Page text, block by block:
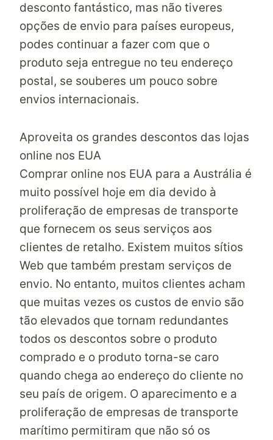
desconto fantástico, mas não tiveres
opções de envio para países europeus,
podes continuar a fazer com que o
produto seja entregue no teu endereço
postal, se souberes um pouco sobre
envios internacionais.
Aproveita os grandes descontos das lojas
online nos EUA
Comprar online nos EUA para a Austrália é
muito possível hoje em dia devido à
proliferação de empresas de transporte
que fornecem os seus serviços aos
clientes de retalho. Existem muitos sítios
Web que também prestam serviços de
envio. No entanto, muitos clientes acham
que muitas vezes os custos de envio são
tão elevados que tornam redundantes
todos os descontos sobre o produto
comprado e o produto torna-se caro
quando chega ao endereço do cliente no
seu país de origem. O aparecimento e a
proliferação de empresas de transporte
marítimo permitiram que não só os